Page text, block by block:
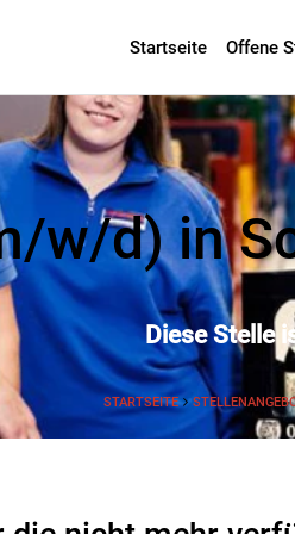
Startseite Offene
w/d) in
Diese Stelle
STARTSEITE